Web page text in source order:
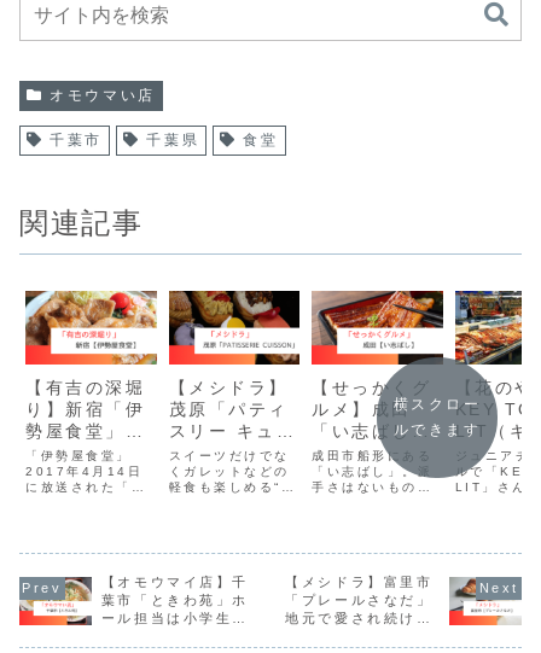
オモウマい店
千葉市 千葉県 食堂
関連記事
【有吉の深堀
り】新宿「伊
勢屋食堂」１
日２０時間働
く孤独のグル
メ店
「伊勢屋食堂」
2017年4月14日
に放送された「孤
ら3年後コロナの
きました。
【メシドラ】
茂原「パティ
スリー キュイ
ッソン」アナ
ナスの意味
は？
スイーツだけでな
くガレットなどの
軽食も楽しめる“お
ます。
【せっかくグ
ルメ】成田
「い志ばし」
知られざる名
店で名物うな
重を堪能
成田市船形にある
「い志ばし」。派
手さはないもの
ています。
【花のや
KEY TO
LIT（キ
ツ）が船
場で行っ
はどこ？
ジュニアチ
ルで「KEY
LIT」さん
る定食屋「
本情報・ア
所在地：千
橋市市場1-
船橋地方卸
「関連棟」
横スクロー
ルできます
【オモウマイ店】千
葉市「ときわ苑」ホ
ール担当は小学生の
【メシドラ】富里市
「プレールさなだ」
地元で愛され続ける